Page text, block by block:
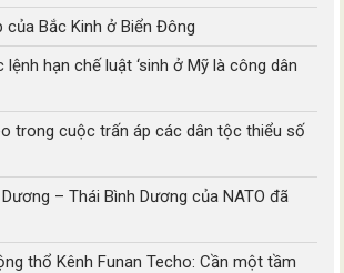
của Bắc Kinh ở Biển Đông
lệnh hạn chế luật ‘sinh ở Mỹ là công dân
trong cuộc trấn áp các dân tộc thiểu số
– Thái Bình Dương của NATO đã
thổ Kênh Funan Techo: Cần một tầm